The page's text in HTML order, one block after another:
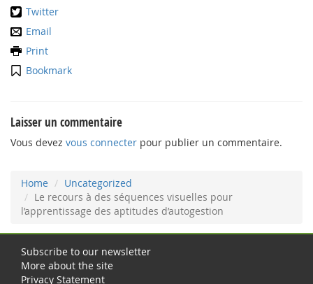
Twitter
Email
Print
Bookmark
Laisser un commentaire
Vous devez vous connecter pour publier un commentaire.
Home
Uncategorized
Le recours à des séquences visuelles pour
l’apprentissage des aptitudes d’autogestion
Subscribe to our newsletter
More about the site
Privacy Statement